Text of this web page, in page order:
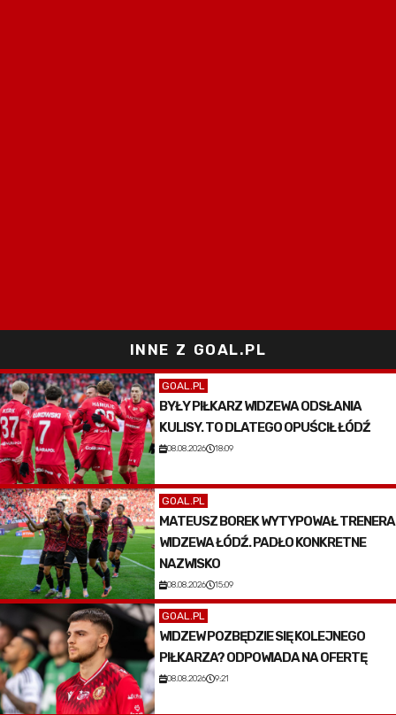
INNE Z GOAL.PL
GOAL.PL
BYŁY PIŁKARZ WIDZEWA ODSŁANIA
KULISY. TO DLATEGO OPUŚCIŁ ŁÓDŹ
08.08.2026 18:09
GOAL.PL
MATEUSZ BOREK WYTYPOWAŁ TRENERA
WIDZEWA ŁÓDŹ. PADŁO KONKRETNE
NAZWISKO
08.08.2026 15:09
GOAL.PL
WIDZEW POZBĘDZIE SIĘ KOLEJNEGO
PIŁKARZA? ODPOWIADA NA OFERTĘ
08.08.2026 9:21